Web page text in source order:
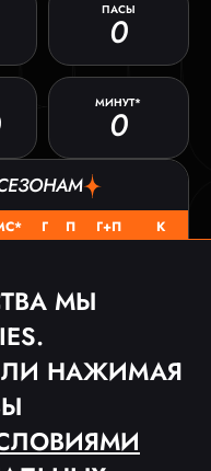
ПАСЫ
0
МИНУТ*
0
Г П Г+П
К
МЫ
НАЖИМАЯ